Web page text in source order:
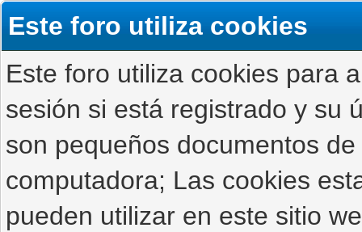
Este foro utiliza cookies
Este foro utiliza cookies para
sesión si está registrado y su
son pequeños documentos
computadora; Las cookies
pueden utilizar en este sitio